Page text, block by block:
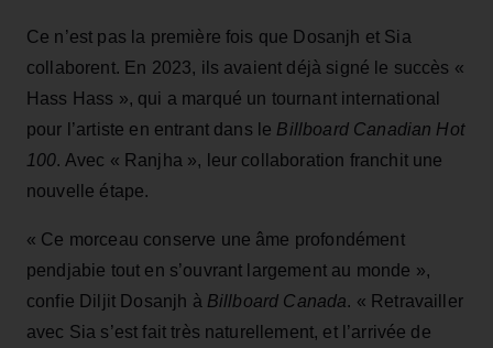
Ce n’est pas la première fois que Dosanjh et Sia
collaborent. En 2023, ils avaient déjà signé le succès «
Hass Hass », qui a marqué un tournant international
pour l’artiste en entrant dans le Billboard Canadian Hot
100. Avec « Ranjha », leur collaboration franchit une
nouvelle étape.
« Ce morceau conserve une âme profondément
pendjabie tout en s’ouvrant largement au monde »,
confie Diljit Dosanjh à Billboard Canada. « Retravailler
avec Sia s’est fait très naturellement, et l’arrivée de